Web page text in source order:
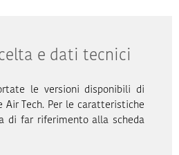
e dati tecnici
le versioni disponibili di
Air Tech. Per le caratteristiche
di far riferimento alla scheda